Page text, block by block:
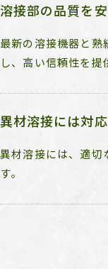
溶接部の品質を
最新の溶接機器と熟
し、高い信頼性を提
異材溶接には対
異材溶接には、適切
す。